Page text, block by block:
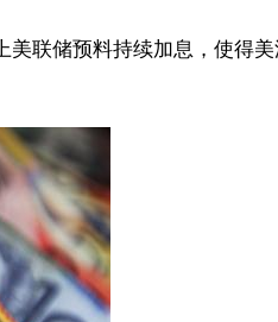
联储预料持续加息，使得